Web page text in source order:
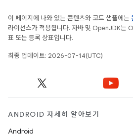
이 페이지에 나와 있는 콘텐츠와 코드 샘플에는
라이선스가 적용됩니다. 자바 및 OpenJDK는
표 또는 등록 상표입니다.
최종 업데이트: 2026-07-14(UTC)
ANDROID 자세히 알아보기
Android